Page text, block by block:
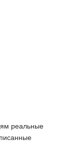
реальные